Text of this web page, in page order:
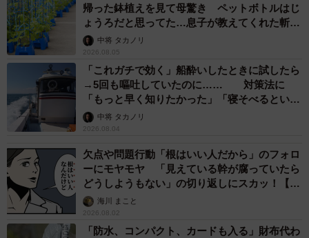
ぱやぱやさんにお話をうかがってみた。
ーーこのワザを習得された経緯をお聞かせください。
ぱやぱや：私はチェーン店よりも個人経営のお店が好き
で、よく巡っています。ただ「外から中の様子が見えな
いうことに出会います。こういったお店にはクセが強そう
な人や幸が薄そうな人が働いているので、相手を傷つけず
に当たり障りなく帰りたいと思い、この技を身につけまし
た。
帰った鉢植えを見て母驚き ペットボトルはじ
ょうろだと思ってた…息子が教えてくれた斬新
な水やりとは
中将 タカノリ
2026.08.05
「これガチで効く」船酔いしたときに試したら
→5回も嘔吐していたのに…… 対策法に
「もっと早く知りたかった」「寝そべるといい
らしい」
中将 タカノリ
2026.08.04
欠点や問題行動「根はいい人だから」のフォロ
ーにモヤモヤ 「見えている幹が腐っていたら
どうしようもない」の切り返しにスカッ！【漫
画】海川 まこと
2026.08.02
「防水、コンパクト、カードも入る」財布代わ